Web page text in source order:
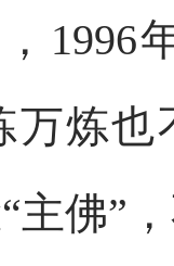
1996
万炼
主佛”